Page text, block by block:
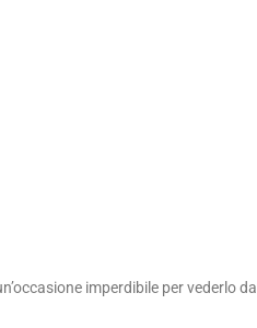
imperdibile per vederlo dal